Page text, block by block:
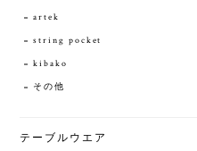
artek
string pocket
kibako
その他
テーブルウエア